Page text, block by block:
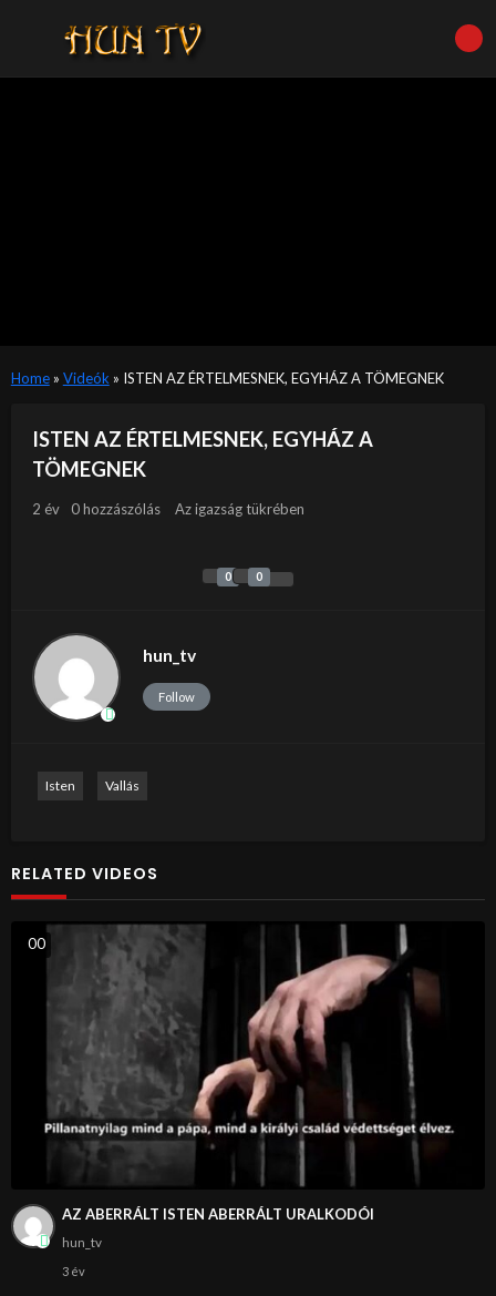
Home» Videók » ISTEN AZ ÉRTELMESNEK, EGYHÁZ A TÖMEGNEK
ISTEN AZ ÉRTELMESNEK, EGYHÁZ A
TÖMEGNEK
2 év 0 hozzászólás Az igazság tükrében
0 0
hun_tv
Follow
Isten Vallás
RELATED VIDEOS
00
AZ ABERRÁLT ISTEN ABERRÁLT URALKODÓI
hun_tv
3 év